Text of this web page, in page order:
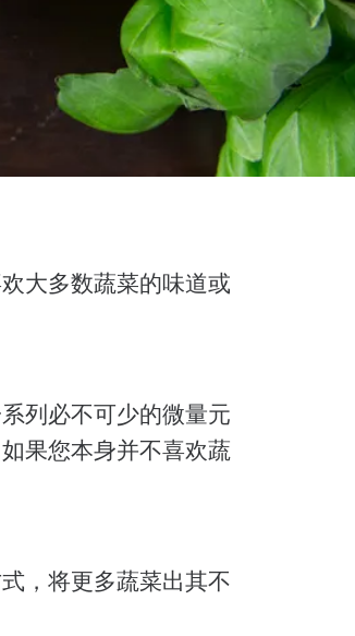
大多数蔬菜的味道或
列必不可少的微量元
果您本身并不喜欢蔬
，将更多蔬菜出其不